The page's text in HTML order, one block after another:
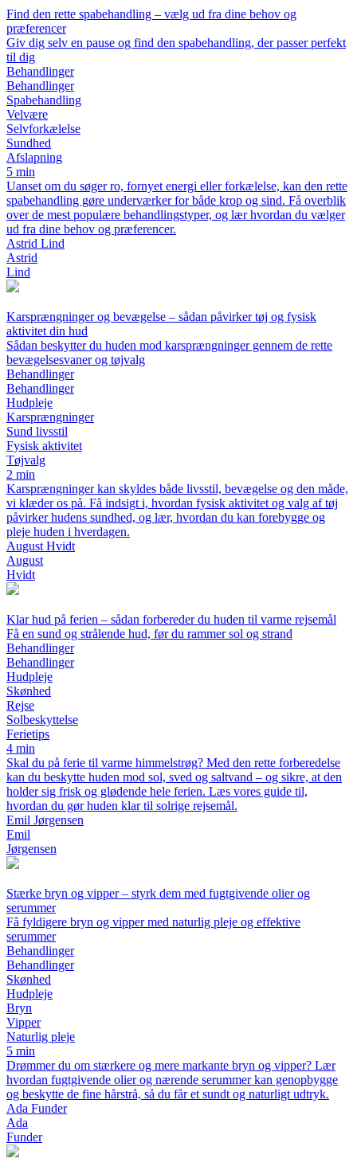
Find den rette spabehandling – vælg ud fra dine behov og
præferencer
Giv dig selv en pause og find den spabehandling, der passer perfekt
til dig
Behandlinger
Behandlinger
Spabehandling
Velvære
Selvforkælelse
Sundhed
Afslapning
5 min
Uanset om du søger ro, fornyet energi eller forkælelse, kan den rette
spabehandling gøre underværker for både krop og sind. Få overblik
over de mest populære behandlingstyper, og lær hvordan du vælger
ud fra dine behov og præferencer.
Astrid Lind
Astrid
Lind
Karsprængninger og bevægelse – sådan påvirker tøj og fysisk
aktivitet din hud
Sådan beskytter du huden mod karsprængninger gennem de rette
bevægelsesvaner og tøjvalg
Behandlinger
Behandlinger
Hudpleje
Karsprængninger
Sund livsstil
Fysisk aktivitet
Tøjvalg
2 min
Karsprængninger kan skyldes både livsstil, bevægelse og den måde,
vi klæder os på. Få indsigt i, hvordan fysisk aktivitet og valg af tøj
påvirker hudens sundhed, og lær, hvordan du kan forebygge og
pleje huden i hverdagen.
August Hvidt
August
Hvidt
Klar hud på ferien – sådan forbereder du huden til varme rejsemål
Få en sund og strålende hud, før du rammer sol og strand
Behandlinger
Behandlinger
Hudpleje
Skønhed
Rejse
Solbeskyttelse
Ferietips
4 min
Skal du på ferie til varme himmelstrøg? Med den rette forberedelse
kan du beskytte huden mod sol, sved og saltvand – og sikre, at den
holder sig frisk og glødende hele ferien. Læs vores guide til,
hvordan du gør huden klar til solrige rejsemål.
Emil Jørgensen
Emil
Jørgensen
Stærke bryn og vipper – styrk dem med fugtgivende olier og
serummer
Få fyldigere bryn og vipper med naturlig pleje og effektive
serummer
Behandlinger
Behandlinger
Skønhed
Hudpleje
Bryn
Vipper
Naturlig pleje
5 min
Drømmer du om stærkere og mere markante bryn og vipper? Lær
hvordan fugtgivende olier og nærende serummer kan genopbygge
og beskytte de fine hårstrå, så du får et sundt og naturligt udtryk.
Ada Funder
Ada
Funder